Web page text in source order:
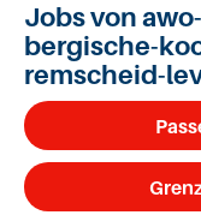
Jobs von
bergische-
remscheid-